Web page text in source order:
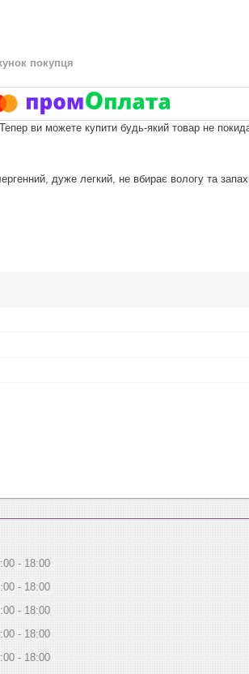
покупця
ви можете купити будь-який товар не
дуже легкий, не вбирає вологу та
18:00
18:00
18:00
18:00
18:00